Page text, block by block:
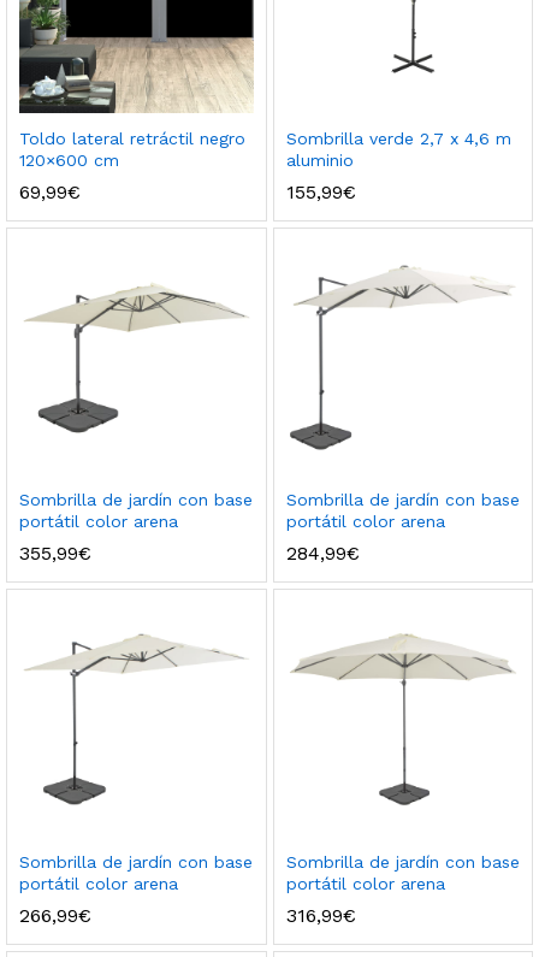
Toldo lateral retráctil negro
120×600 cm
69,99€
Sombrilla verde 2,7 x 4,6 m
aluminio
155,99€
Sombrilla de jardín con base
portátil color arena
355,99€
Sombrilla de jardín con base
portátil color arena
284,99€
Sombrilla de jardín con base
portátil color arena
266,99€
Sombrilla de jardín con base
portátil color arena
316,99€